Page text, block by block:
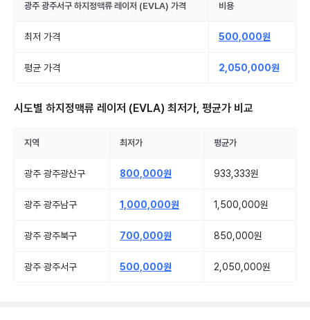
광주 광주서구 하지정맥류 레이저 (EVLA) 가격 비용
최저 가격 500,000원
평균 가격 2,050,000원
시도별 하지정맥류 레이저 (EVLA) 최저가, 평균가 비교
지역 최저가 평균가
광주 광주광산구 800,000원 933,333원
광주 광주남구 1,000,000원 1,500,000원
광주 광주북구 700,000원 850,000원
광주 광주서구 500,000원 2,050,000원